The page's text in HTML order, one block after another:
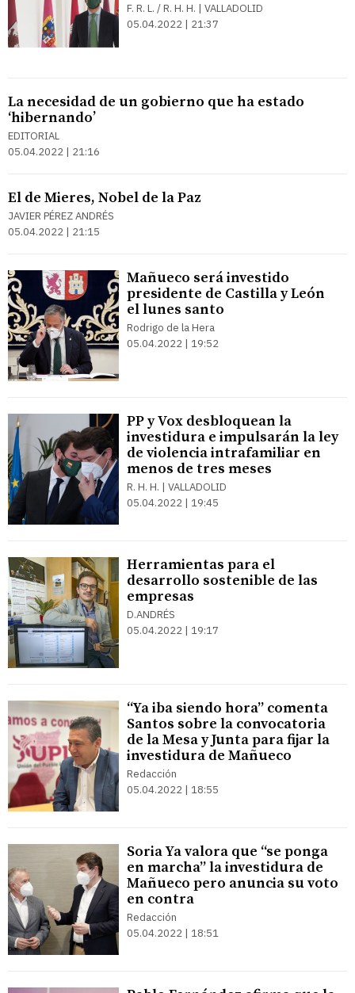
F. R. L. / R. H. H. | VALLADOLID
05.04.2022 | 21:37
La necesidad de un gobierno que ha estado
‘hibernando’
EDITORIAL
05.04.2022 | 21:16
El de Mieres, Nobel de la Paz
JAVIER PÉREZ ANDRÉS
05.04.2022 | 21:15
Mañueco será investido
presidente de Castilla y León
el lunes santo
Rodrigo de la Hera
05.04.2022 | 19:52
PP y Vox desbloquean la
investidura e impulsarán la ley
de violencia intrafamiliar en
menos de tres meses
R. H. H. | VALLADOLID
05.04.2022 | 19:45
Herramientas para el
desarrollo sostenible de las
empresas
D.ANDRÉS
05.04.2022 | 19:17
“Ya iba siendo hora” comenta
Santos sobre la convocatoria
de la Mesa y Junta para fijar la
investidura de Mañueco
Redacción
05.04.2022 | 18:55
Soria Ya valora que “se ponga
en marcha” la investidura de
Mañueco pero anuncia su voto
en contra
Redacción
05.04.2022 | 18:51